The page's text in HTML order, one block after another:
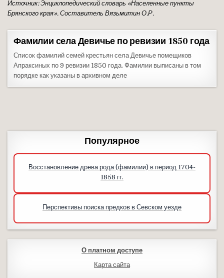
Источник: Энциклопедический словарь «Населенные пункты
Брянского края». Составитель Вязьмитин О.Р.
Фамилии села Девичье по ревизии 1850 года
Список фамилий семей крестьян села Девичье помещиков
Апраксиных по 9 ревизии 1850 года. Фамилии выписаны в том
порядке как указаны в архивном деле
Популярное
Восстановление древа рода (фамилии) в период 1704-
1858 гг.
Перспективы поиска предков в Севском уезде
О платном доступе
Карта сайта